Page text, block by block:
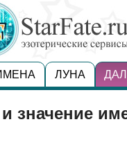
ЛУНА
значение